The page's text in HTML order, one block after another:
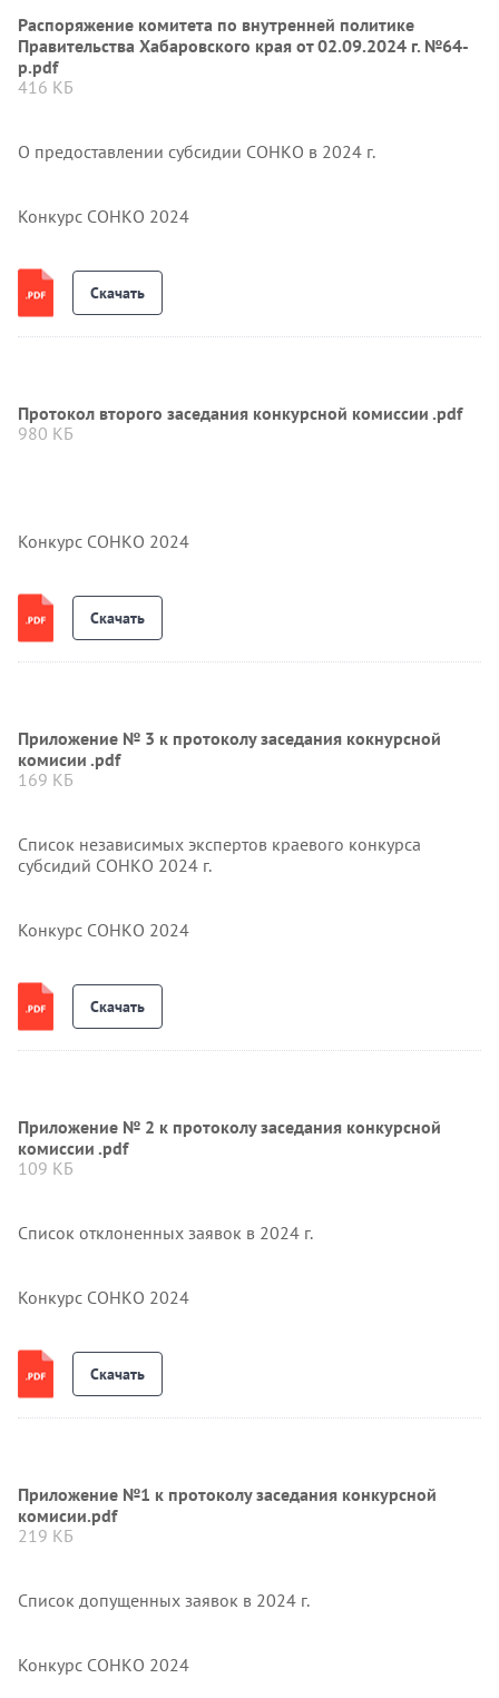
Распоряжение комитета по внутренней политике
Правительства Хабаровского края от 02.09.2024 г. №64-
р.pdf
416 КБ
О предоставлении субсидии СОНКО в 2024 г.
Конкурс СОНКО 2024
Скачать
Протокол второго заседания конкурсной комиссии .pdf
980 КБ
Конкурс СОНКО 2024
Скачать
Приложение № 3 к протоколу заседания кокнурсной
комисии .pdf
169 КБ
Список независимых экспертов краевого конкурса
субсидий СОНКО 2024 г.
Конкурс СОНКО 2024
Скачать
Приложение № 2 к протоколу заседания конкурсной
комиссии .pdf
109 КБ
Список отклоненных заявок в 2024 г.
Конкурс СОНКО 2024
Скачать
Приложение №1 к протоколу заседания конкурсной
комисии.pdf
219 КБ
Список допущенных заявок в 2024 г.
Конкурс СОНКО 2024